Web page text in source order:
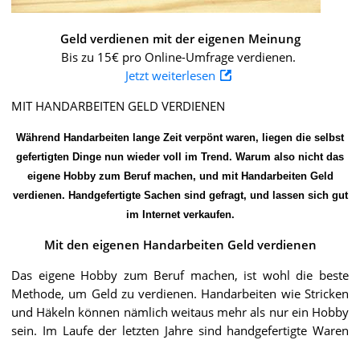
Geld verdienen mit der eigenen Meinung
Bis zu 15€ pro Online-Umfrage verdienen.
Jetzt weiterlesen
MIT HANDARBEITEN GELD VERDIENEN
Während Handarbeiten lange Zeit verpönt waren, liegen die selbst
gefertigten Dinge nun wieder voll im Trend. Warum also nicht das
eigene Hobby zum Beruf machen, und mit Handarbeiten Geld
verdienen. Handgefertigte Sachen sind gefragt, und lassen sich gut
im Internet verkaufen.
Mit den eigenen Handarbeiten Geld verdienen
Das eigene Hobby zum Beruf machen, ist wohl die beste
Methode, um Geld zu verdienen. Handarbeiten wie Stricken
und Häkeln können nämlich weitaus mehr als nur ein Hobby
sein. Im Laufe der letzten Jahre sind handgefertigte Waren